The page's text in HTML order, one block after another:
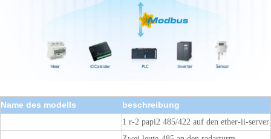
Name des modells
beschreibung
1 r-2 papi2 485/422 auf den ether-ii-server